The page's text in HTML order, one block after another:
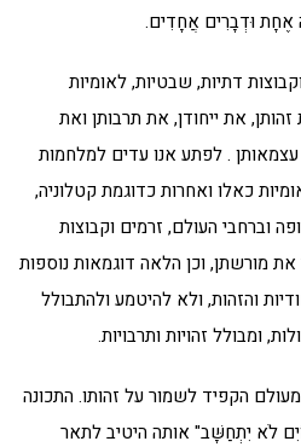
וּדְבָרִים אֲחָדִים.
דתיות, שבטיות, לאומיות
את ייחודן, את תרבותן ואת
. לפתע אנו עדים למלחמות
כאלו ואחרות כדוגמת קטלוניה,
וברחבי העולם, זרמים וקבוצות
מורשתן, וכן הלאה דוגמאות נוספות
והזהות, ולא להיטמע ולהתבולל
ומבולל זהויות ותרבויות.
הקפיד לשמור על זהותו. התכונה
לֹא יִתְחַשָּׁב" אותה היטיב לתאר